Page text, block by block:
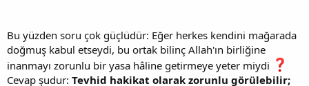
Bu yüzden soru çok güçlüdür: Eğer herkes kendini mağarada
doğmuş kabul etseydi, bu ortak bilinç Allah'ın birliğine
inanmayı zorunlu bir yasa hâline getirmeye yeter miydi
Cevap şudur: Tevhid hakikat olarak zorunlu görülebilir;